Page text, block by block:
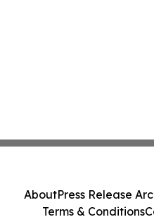
AboutPress Release
Terms & Conditions